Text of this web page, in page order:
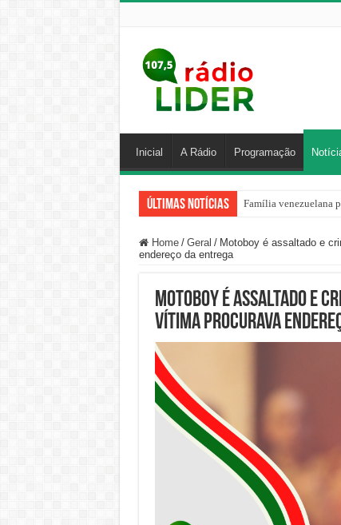
Inicial A Rádio Programação
Últimas Notícias Família venezuelana
Centro de ciclone fica
Home / Geral / Motoboy é assaltado e
endereço da entrega
Motoboy é assaltado e
vítima procurava